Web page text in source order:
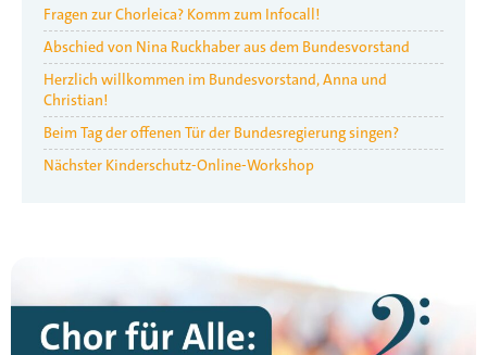
Fragen zur Chorleica? Komm zum Infocall!
Abschied von Nina Ruckhaber aus dem Bundesvorstand
Herzlich willkommen im Bundesvorstand, Anna und
Christian!
Beim Tag der offenen Tür der Bundesregierung singen?
Nächster Kinderschutz-Online-Workshop